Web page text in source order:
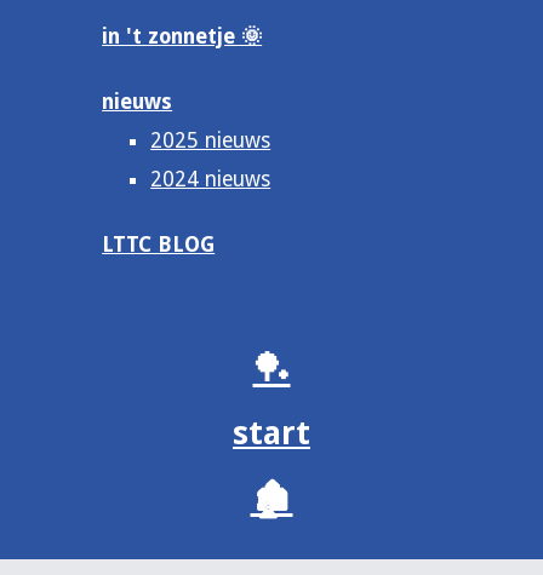
in 't zonnetje 🌞
nieuws
2025 nieuws
2024 nieuws
LTTC BLOG
🏓
start
🏚️